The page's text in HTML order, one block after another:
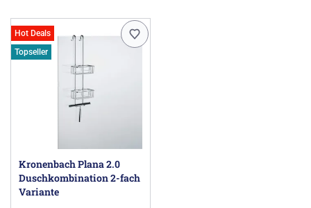
Hot Deals
Topseller
Kronenbach Plana 2.0
Duschkombination 2-fach
Variante